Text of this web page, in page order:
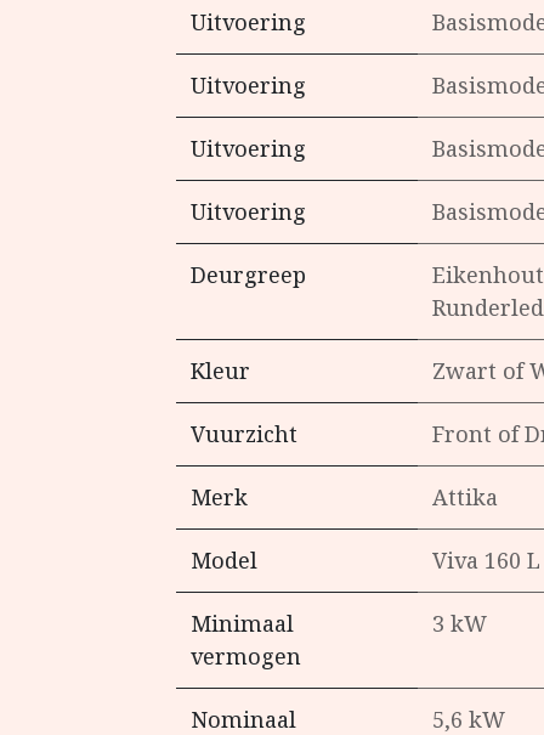
Uitvoering
Uitvoering
Uitvoering
Uitvoering
Deurgreep
Kleur Zwart of
Vuurzicht Front of
Merk Attika
Model Viva 160 L
Minimaal
vermogen
3 kW
Nominaal
5,6 kW